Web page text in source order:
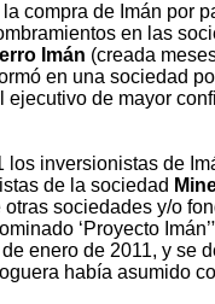
compra de Imán por
en las
Imán (creada
en una sociedad
ejecutivo de mayor
los inversionistas de
de la sociedad
sociedades y/o
‘Proyecto
enero de 2011, y se
había asumido